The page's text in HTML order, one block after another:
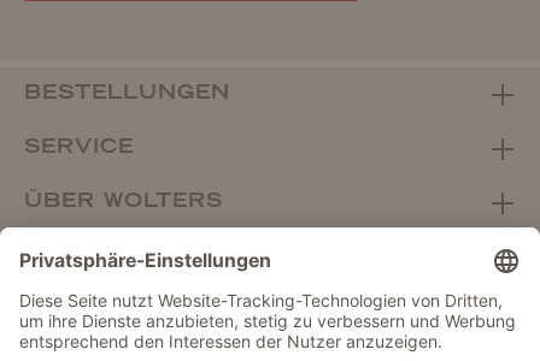
BESTELLUNGEN
SERVICE
ÜBER WOLTERS
FACHHANDEL
Vertrag widerrufen